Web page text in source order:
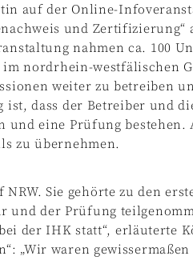
auf der Online-
und Zertifizierung“
nahmen ca. 100
nordrhein-westfälischen
weiter zu betreiben
ist, dass der Betreiber und
und eine Prüfung bestehen.
zu übernehmen.
Sie gehörte zu den
der Prüfung
der IHK statt“, erläuterte
„Wir waren gewissermaßen